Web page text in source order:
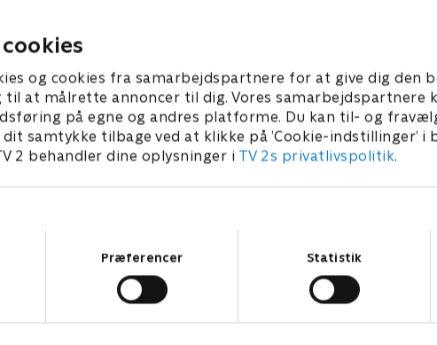
og cookies fra samarbejdspartnere for at give dig den
til at målrette annoncer til dig. Vores samarbejdspartnere
på egne og andres platforme. Du kan til- og
samtykke tilbage ved at klikke på ’Cookie-indstillinger’ i
2 behandler dine oplysninger i TV 2s privatlivspolitik.
Præferencer Statistik